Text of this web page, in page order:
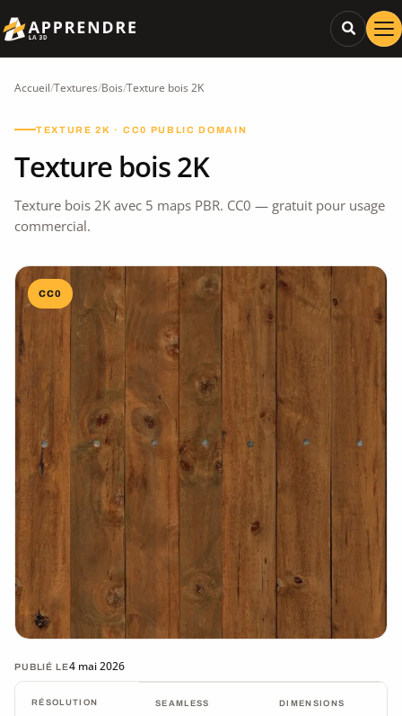
Accueil/Textures/Bois/Texture bois 2K
TEXTURE 2K · CC0 PUBLIC DOMAIN
Texture bois 2K
Texture bois 2K avec 5 maps PBR. CC0 — gratuit pour usage
commercial.
CC0
PUBLIÉ LE4 mai 2026
RÉSOLUTION SEAMLESS DIMENSIONS